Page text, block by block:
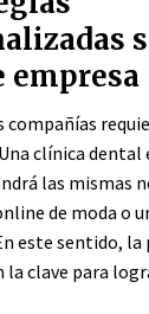
empresa
compañías
clínica dental
las mismas
de moda o
este sentido, la
la clave para